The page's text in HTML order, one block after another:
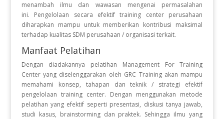
menambah ilmu dan wawasan mengenai permasalahan
ini. Pengelolaan secara efektif training center perusahaan
diharapkan mampu untuk memberikan kontribusi maksimal
terhadap kualitas SDM perusahaan / organisasi terkait.
Manfaat Pelatihan
Dengan diadakannya pelatihan Management For Training
Center yang diselenggarakan oleh GRC Training akan mampu
memahami konsep, tahapan dan teknik / strategi efektif
pengelolaan training center. Dengan menggunakan metode
pelatihan yang efektif seperti presentasi, diskusi tanya jawab,
studi kasus, brainstorming dan praktek. Sehingga ilmu yang